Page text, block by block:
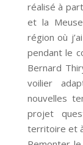
réalisé à
et la
région où
pendant le
Bernard
voilier
nouvelles
projet
territoire et